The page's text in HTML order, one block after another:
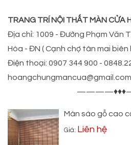
TRANG TRÍ NỘI THẤT MÀN CỬA
Địa chỉ: 1009 - Đường Phạm Văn
Hòa - ĐN ( Cạnh chợ tân mai biên
Điện thoại: 0907 344 900 -
hoangchungmancua@gmail.com
Màn sáo gỗ cao
Giá: Liên hệ